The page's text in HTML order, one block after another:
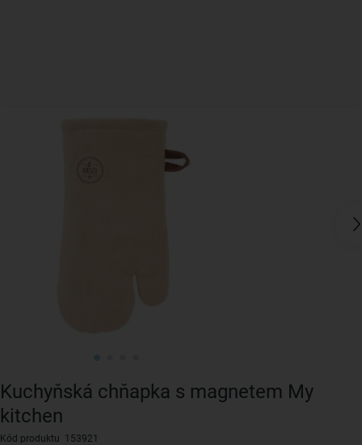
Kuchyňská chňapka s magnetem My
kitchen
Kód produktu 153921